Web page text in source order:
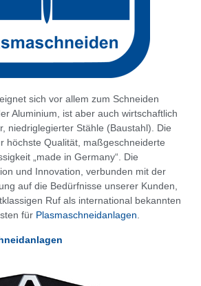
sich vor allem zum Schneiden
Aluminium, ist aber auch wirtschaftlich
niedriglegierter Stähle (Baustahl). Die
höchste Qualität, maßgeschneiderte
„made in Germany“. Die
und Innovation, verbunden mit der
auf die Bedürfnisse unserer Kunden,
Ruf als international bekannten
für Plasmaschneidanlagen